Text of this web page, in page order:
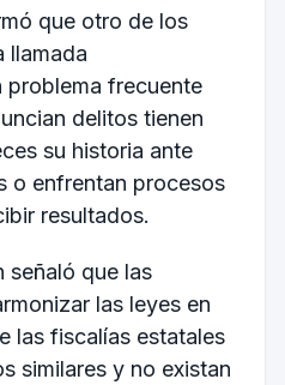
que otro de los
llamada
problema frecuente
delitos tienen
su historia ante
o enfrentan procesos
resultados.
señaló que las
las leyes en
las fiscalías estatales
similares y no existan